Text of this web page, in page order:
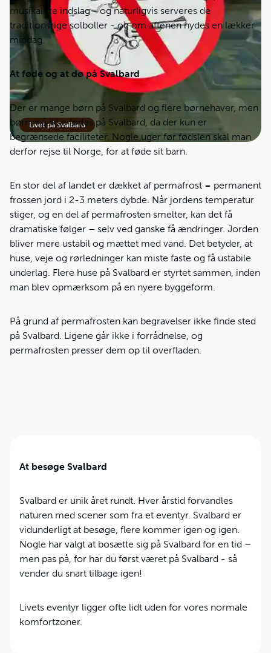
Livet på Svalbard
musikalske indslag - og naturligvis serveres de
traditionsrige solboller - og om aftenen nydes en lækker
middag.
At føde og at dø på Svalbard
Der er mange børn på Svalbard og flere børnehaver, men
børn må ikke fødes på Svalbard, da der kun er
begrænsede faciliteter. Nogle uger før fødslen skal man
derfor rejse til Norge, for at føde sit barn.
En stor del af landet er dækket af permafrost = permanent
frossen jord i 2-3 meters dybde. Når jordens temperatur
stiger, og en del af permafrosten smelter, kan det få
dramatiske følger – selv ved ganske få ændringer. Jorden
bliver mere ustabil og mættet med vand. Det betyder, at
huse, veje og rørledninger kan miste faste og få ustabile
underlag. Flere huse på Svalbard er styrtet sammen, inden
man blev opmærksom på en nyere byggeform.
På grund af permafrosten kan begravelser ikke finde sted
på Svalbard. Ligene går ikke i forrådnelse, og
permafrosten presser dem op til overfladen.
At besøge Svalbard
Svalbard er unik året rundt. Hver årstid forvandles
naturen med scener som fra et eventyr. Svalbard er
vidunderligt at besøge, flere kommer igen og igen.
Nogle har valgt at bosætte sig på Svalbard for en tid –
men pas på, for har du først været på Svalbard - så
vender du snart tilbage igen!
Livets eventyr ligger ofte lidt uden for vores normale
komfortzoner.